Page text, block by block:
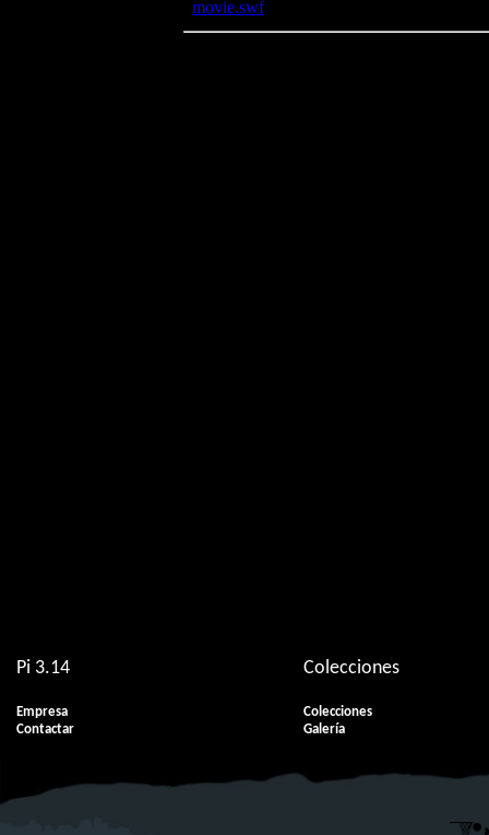
Pi 3.14 Colecciones
Empresa
Contactar
Colecciones
Galería